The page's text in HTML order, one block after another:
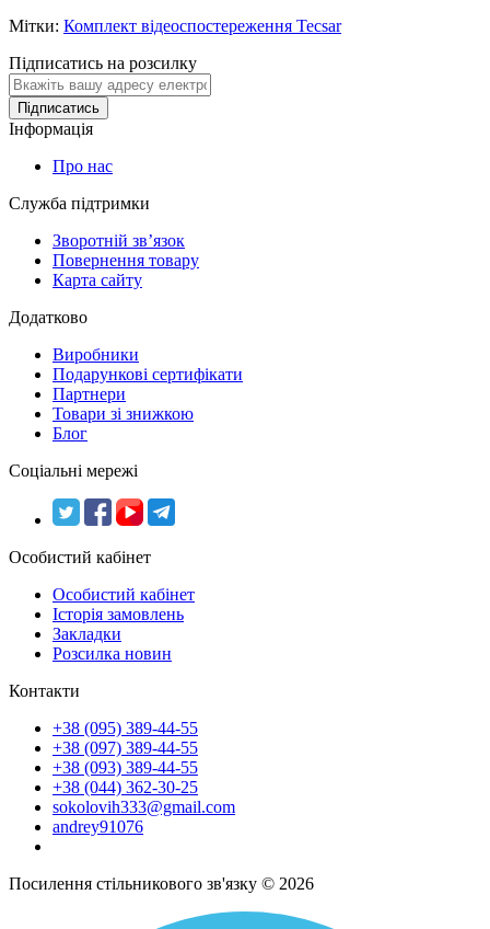
Мітки: Комплект відеоспостереження Tecsar
Підписатись на розсилку
Підписатись
Інформація
Про нас
Служба підтримки
Зворотній зв’язок
Повернення товару
Карта сайту
Додатково
Виробники
Подарункові сертифікати
Партнери
Товари зі знижкою
Блог
Соціальні мережі
Особистий кабінет
Особистий кабінет
Історія замовлень
Закладки
Розсилка новин
Контакти
+38 (095) 389-44-55
+38 (097) 389-44-55
+38 (093) 389-44-55
+38 (044) 362-30-25
sokolovih333@gmail.com
andrey91076
Посилення стільникового зв'язку © 2026